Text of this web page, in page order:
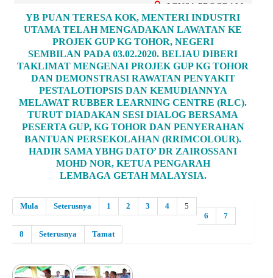
LENSA PROGRAM
YB PUAN TERESA KOK, MENTERI INDUSTRI
UTAMA TELAH MENGADAKAN LAWATAN KE
PROJEK GUP KG TOHOR, NEGERI
SEMBILAN PADA 03.02.2020. BELIAU DIBERI
TAKLIMAT MENGENAI PROJEK GUP KG TOHOR
DAN DEMONSTRASI RAWATAN PENYAKIT
PESTALOTIOPSIS DAN KEMUDIANNYA
MELAWAT RUBBER LEARNING CENTRE (RLC).
TURUT DIADAKAN SESI DIALOG BERSAMA
PESERTA GUP, KG TOHOR DAN PENYERAHAN
BANTUAN PERSEKOLAHAN (RRIMCOLOUR).
HADIR SAMA YBHG DATO’ DR ZAIROSSANI
MOHD NOR, KETUA PENGARAH
LEMBAGA GETAH MALAYSIA.
Mula Seterusnya 1 2 3 4
5
6
7
8
Seterusnya Tamat